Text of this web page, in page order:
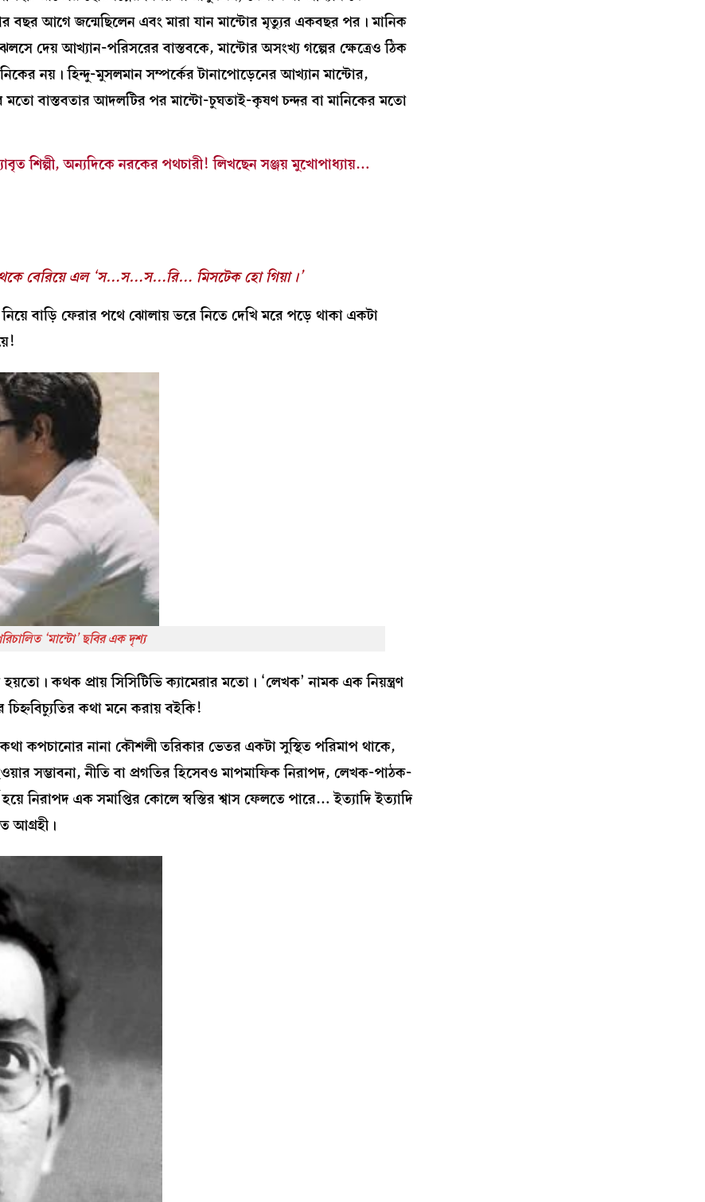
বছর আগে জন্মেছিলেন এবং মারা যান মান্টোর মৃত্যুর একবছর পর। মানিক
দেয় আখ্যান-পরিসরের বাস্তবকে, মান্টোর অসংখ্য গল্পের ক্ষেত্রেও ঠিক
নয়। হিন্দু-মুসলমান সম্পর্কের টানাপোড়েনের আখ্যান মান্টোর,
মতো বাস্তবতার আদলটির পর মান্টো-চুঘতাই-কৃষণ চন্দর বা মানিকের মতো
শিল্পী, অন্যদিকে নরকের পথচারী! লিখছেন সঞ্জয় মুখোপাধ্যায়…
থেকে বেরিয়ে এল ‘স…স…স…রি… মিসটেক হো গিয়া।’
নিয়ে বাড়ি ফেরার পথে ঝোলায় ভরে নিতে দেখি মরে পড়ে থাকা একটা
‘মান্টো’ ছবির এক দৃশ্য
কথক প্রায় সিসিটিভি ক্যামেরার মতো। ‘লেখক’ নামক এক নিয়ন্ত্রণ
চিহ্নবিচ্যুতির কথা মনে করায় বইকি!
কপচানোর নানা কৌশলী তরিকার ভেতর একটা সুস্থিত পরিমাপ থাকে,
সম্ভাবনা, নীতি বা প্রগতির হিসেবও মাপমাফিক নিরাপদ, লেখক-পাঠক-
নিরাপদ এক সমাপ্তির কোলে স্বস্তির শ্বাস ফেলতে পারে… ইত্যাদি ইত্যাদি
আগ্রহী।